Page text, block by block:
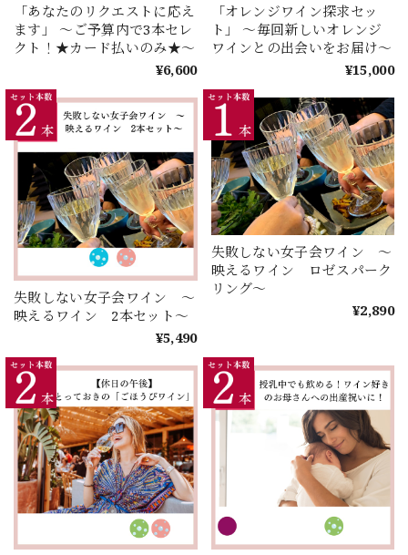
「あなたのリクエストに応え
ます」 ～ご予算内で3本セレ
クト！★カード払いのみ★～
¥6,600
「オレンジワイン探求セッ
ト」 ～毎回新しいオレンジ
ワインとの出会いをお届け～
¥15,000
失敗しない女子会ワイン ～
映えるワイン 2本セット～
¥5,490
失敗しない女子会ワイン ～
映えるワイン ロゼスパーク
リング～
¥2,890